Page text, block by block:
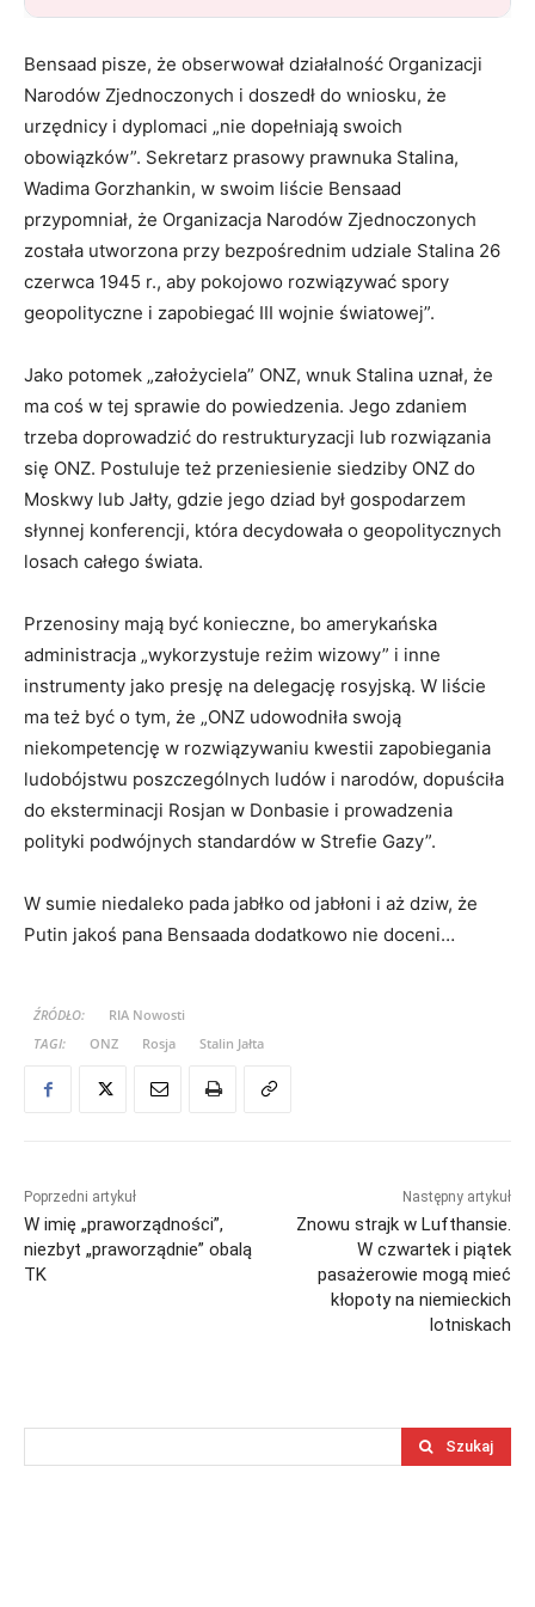
Bensaad pisze, że obserwował działalność Organizacji
Narodów Zjednoczonych i doszedł do wniosku, że
urzędnicy i dyplomaci „nie dopełniają swoich
obowiązków”. Sekretarz prasowy prawnuka Stalina,
Wadima Gorzhankin, w swoim liście Bensaad
przypomniał, że Organizacja Narodów Zjednoczonych
została utworzona przy bezpośrednim udziale Stalina 26
czerwca 1945 r., aby pokojowo rozwiązywać spory
geopolityczne i zapobiegać III wojnie światowej”.
Jako potomek „założyciela” ONZ, wnuk Stalina uznał, że
ma coś w tej sprawie do powiedzenia. Jego zdaniem
trzeba doprowadzić do restrukturyzacji lub rozwiązania
się ONZ. Postuluje też przeniesienie siedziby ONZ do
Moskwy lub Jałty, gdzie jego dziad był gospodarzem
słynnej konferencji, która decydowała o geopolitycznych
losach całego świata.
Przenosiny mają być konieczne, bo amerykańska
administracja „wykorzystuje reżim wizowy” i inne
instrumenty jako presję na delegację rosyjską. W liście
ma też być o tym, że „ONZ udowodniła swoją
niekompetencję w rozwiązywaniu kwestii zapobiegania
ludobójstwu poszczególnych ludów i narodów, dopuściła
do eksterminacji Rosjan w Donbasie i prowadzenia
polityki podwójnych standardów w Strefie Gazy”.
W sumie niedaleko pada jabłko od jabłoni i aż dziw, że
Putin jakoś pana Bensaada dodatkowo nie doceni…
ŹRÓDŁO:
RIA Nowosti
TAGI:
ONZ Rosja Stalin Jałta
Poprzedni artykuł
W imię „praworządności”,
niezbyt „praworządnie” obalą
TK
Następny artykuł
Znowu strajk w Lufthansie.
W czwartek i piątek
pasażerowie mogą mieć
kłopoty na niemieckich
lotniskach
Szukaj